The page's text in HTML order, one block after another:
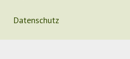
Datenschutz